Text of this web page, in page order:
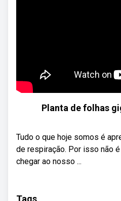
Planta de folhas
Tudo o que hoje somos é
de respiração. Por isso não
chegar ao nosso ...
Tags